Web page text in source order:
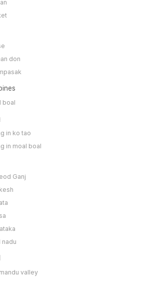
don
boal
in ko tao
in moal boal
Ganj
nadu
valley